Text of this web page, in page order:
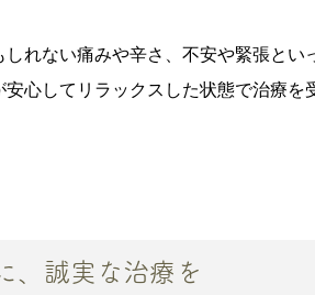
れない痛みや辛さ、不安や緊張と
心してリラックスした状態で治療を
、誠実な治療を